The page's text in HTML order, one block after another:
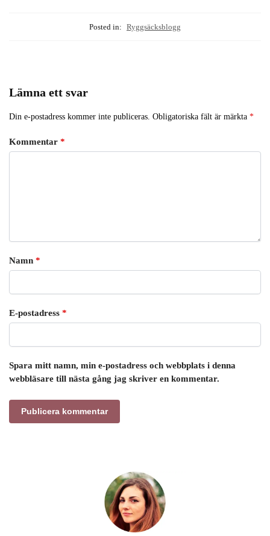
Posted in: Ryggsäcksblogg
Lämna ett svar
Din e-postadress kommer inte publiceras. Obligatoriska fält är märkta *
Kommentar *
Namn *
E-postadress *
Spara mitt namn, min e-postadress och webbplats i denna
webbläsare till nästa gång jag skriver en kommentar.